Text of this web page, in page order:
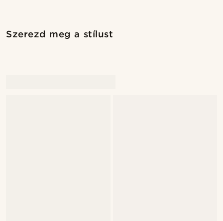
Szerezd meg a stílust